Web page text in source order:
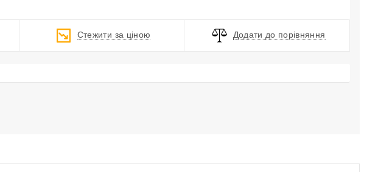
Стежити за ціною Додати до порівняння